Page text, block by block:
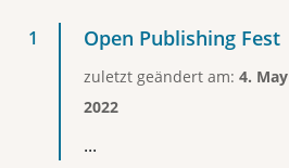
Open Publishing Fest
zuletzt geändert am: 4. May
2022
...